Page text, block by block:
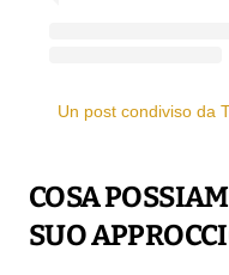
Un post condiviso da
COSA
SUO